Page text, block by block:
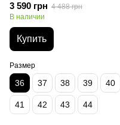
3 590 грн 4 488 грн
В наличии
Купить
Размер
36 37 38 39 40
41 42 43 44